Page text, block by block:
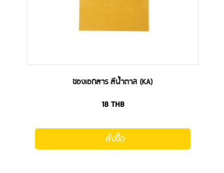
ซองเอกสาร สีน้ำตาล (KA)
18THB
สั่งซื้อ